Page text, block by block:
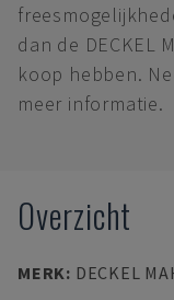
dan de DECKEL
koop hebben.
meer informatie.
Overzicht
MERK: DECKEL